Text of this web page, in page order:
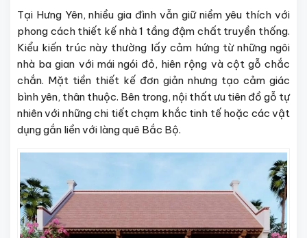
Tại Hưng Yên, nhiều gia đình vẫn giữ niềm yêu thích với
phong cách thiết kế nhà 1 tầng đậm chất truyền thống.
Kiểu kiến trúc này thường lấy cảm hứng từ những ngôi
nhà ba gian với mái ngói đỏ, hiên rộng và cột gỗ chắc
chắn. Mặt tiền thiết kế đơn giản nhưng tạo cảm giác
bình yên, thân thuộc. Bên trong, nội thất ưu tiên đồ gỗ tự
nhiên với những chi tiết chạm khắc tinh tế hoặc các vật
dụng gắn liền với làng quê Bắc Bộ.